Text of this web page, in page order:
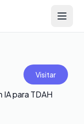
Open
Visitar
para TDAH